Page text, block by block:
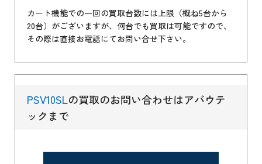
カート機能での一回の買取台数には上限（概ね5台から
20台）がございますが、何台でも買取は可能ですので、
その際は直接お電話にてお問い合せ下さい。
PSV10SLの買取のお問い合わせはアバウテ
ックまで